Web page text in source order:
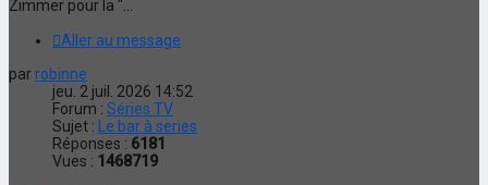
Zimmer pour la "...
Aller au message
par robinne
jeu. 2 juil. 2026 14:52
Forum : Séries TV
Sujet :
Le bar à series
Réponses : 6181
Vues : 1468719